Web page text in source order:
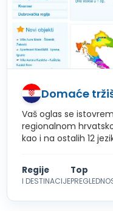
Domaće
Vaš oglas se
regionalnom
kao i na ostalih 12
Regije
I DESTINACIJE
Top